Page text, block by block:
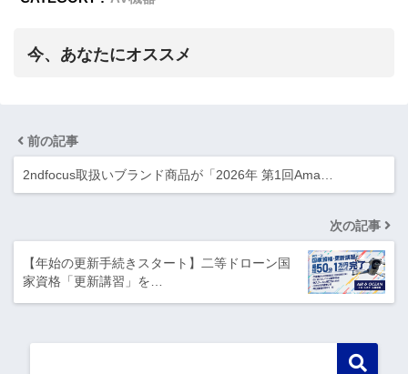
今、あなたにオススメ
前の記事
2ndfocus取扱いブランド商品が「2026年 第1回Ama…
次の記事
【年始の更新手続きスタート】二等ドローン国
家資格「更新講習」を…